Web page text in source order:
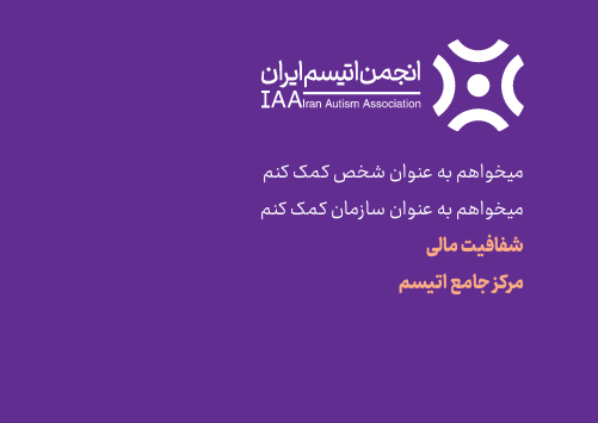
میخواهم به عنوان شخص کمک کنم
میخواهم به عنوان سازمان کمک کنم
شفافیت مالی
مرکز جامع اتیسم